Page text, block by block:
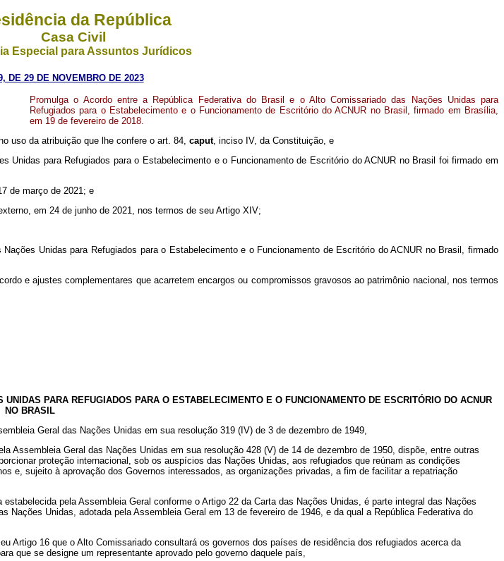
da República
Casa Civil
Especial para Assuntos Jurídicos
DE 29 DE NOVEMBRO DE 2023
Promulga o Acordo entre a República Federativa do Brasil e o Alto Comissariado das Nações Unidas para
Refugiados para o Estabelecimento e o Funcionamento de Escritório do ACNUR no Brasil, firmado em Brasília,
em 19 de fevereiro de 2018.
uso da atribuição que lhe confere o art. 84, caput, inciso IV, da Constituição, e
Unidas para Refugiados para o Estabelecimento e o Funcionamento de Escritório do ACNUR no Brasil foi firmado em
de março de 2021; e
em 24 de junho de 2021, nos termos de seu Artigo XIV;
Unidas para Refugiados para o Estabelecimento e o Funcionamento de Escritório do ACNUR no Brasil, firmado
e ajustes complementares que acarretem encargos ou compromissos gravosos ao patrimônio nacional, nos termos
PARA REFUGIADOS PARA O ESTABELECIMENTO E O FUNCIONAMENTO DE ESCRITÓRIO DO ACNUR
NO BRASIL
Geral das Nações Unidas em sua resolução 319 (IV) de 3 de dezembro de 1949,
Assembleia Geral das Nações Unidas em sua resolução 428 (V) de 14 de dezembro de 1950, dispõe, entre outras
proteção internacional, sob os auspícios das Nações Unidas, aos refugiados que reúnam as condições
e, sujeito à aprovação dos Governos interessados, as organizações privadas, a fim de facilitar a repatriação
pela Assembleia Geral conforme o Artigo 22 da Carta das Nações Unidas, é parte integral das Nações
Unidas, adotada pela Assembleia Geral em 13 de fevereiro de 1946, e da qual a República Federativa do
Artigo 16 que o Alto Comissariado consultará os governos dos países de residência dos refugiados acerca da
que se designe um representante aprovado pelo governo daquele país,